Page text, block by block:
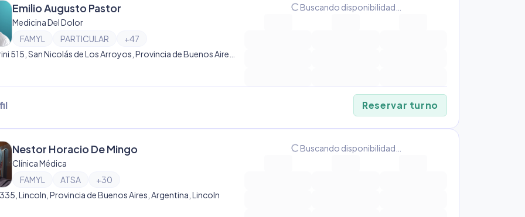
Emilio Augusto Pastor
Medicina Del Dolor
FAMYL
PARTICULAR +47
progress_activity Buscando disponibilidad…
Reservar turno
Nestor Horacio De Mingo
Clínica Médica
FAMYL
ATSA +30
Lincoln, Provincia de Buenos Aires, Argentina, Lincoln
progress_activity Buscando disponibilidad…